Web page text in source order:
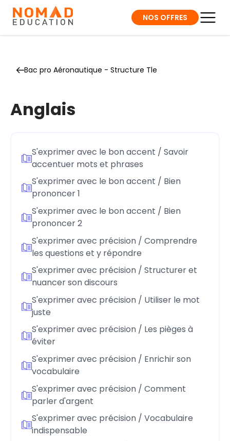
NOS OFFRES
Bac pro Aéronautique - Structure Tle
Anglais
S'exprimer avec le bon accent / Savoir
accentuer mots et phrases
S'exprimer avec le bon accent / Bien
prononcer 1
S'exprimer avec le bon accent / Bien
prononcer 2
S'exprimer avec précision / Comprendre
les questions et y répondre
S'exprimer avec précision / Structurer et
nuancer son discours
S'exprimer avec précision / Utiliser le mot
juste
S'exprimer avec précision / Les pièges à
éviter
S'exprimer avec précision / Enrichir son
vocabulaire
S'exprimer avec précision / Comment
parler d'argent
S'exprimer avec précision / Vocabulaire
indispensable